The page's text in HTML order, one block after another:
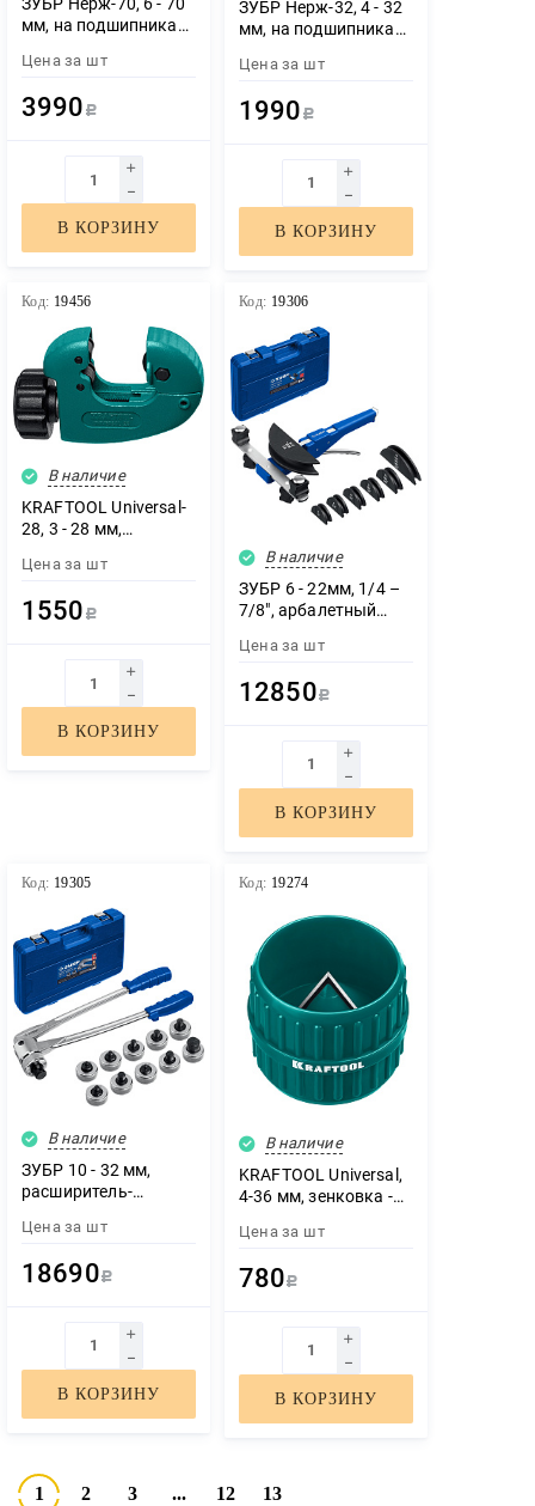
мм, на подшипниках,
Нержавеющей стали,
(23867)
Цена за шт
3990 Р
В КОРЗИНУ
ЗУБР Нерж-32, 4 - 32
мм, на подшипниках,
нержавеющей стали,
(23832)
Цена за шт
1990 Р
В КОРЗИНУ
Код: 19456
В наличие
KRAFTOOL Universal-
28, 3 - 28 мм,
алюминия (23382)
Цена за шт
1550 Р
В КОРЗИНУ
Код: 19306
В наличие
ЗУБР 6 - 22мм, 1/4 –
7/8″, арбалетный
Профессионал
Цена за шт
12850 Р
В КОРЗИНУ
Код: 19305
В наличие
ЗУБР 10 - 32 мм,
расширитель-
Профессионал
Цена за шт
18690 Р
В КОРЗИНУ
Код: 19274
В наличие
KRAFTOOL Universal,
4-36 мм, зенковка -
зачистки и снятия
внешней фасок
Цена за шт
780 Р
В КОРЗИНУ
1 2 3 ... 12 13